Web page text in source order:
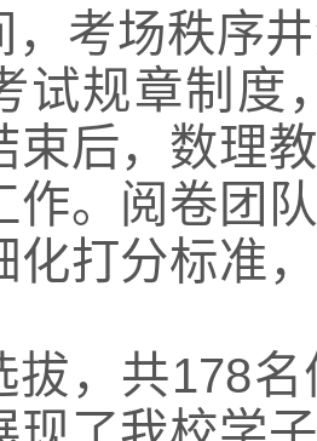
，考场秩序
试规章制度
束后，数理
作。阅卷团
化打分标准
拔，共178